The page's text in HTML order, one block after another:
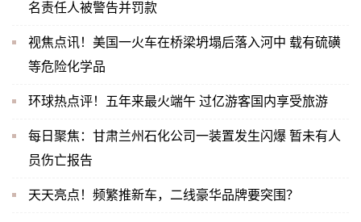
名责任人被警告并罚款
视焦点讯！美国一火车在桥梁坍塌后落入河中 载有硫磺
等危险化学品
环球热点评！五年来最火端午 过亿游客国内享受旅游
每日聚焦：甘肃兰州石化公司一装置发生闪爆 暂未有人
员伤亡报告
天天亮点！频繁推新车，二线豪华品牌要突围？